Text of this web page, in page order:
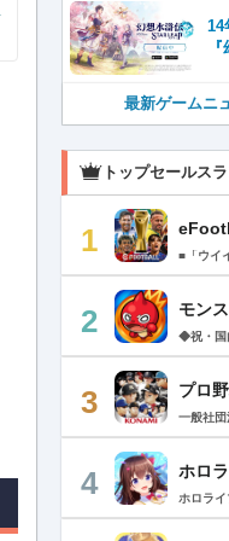
14
最新ゲームニ
トップセールス
1
2 モン
3 プロ
4 ホロ